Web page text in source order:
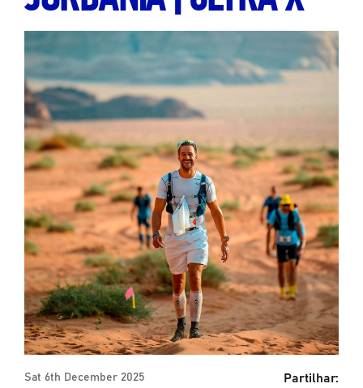
Sat 6th December 2025 Partilhar: